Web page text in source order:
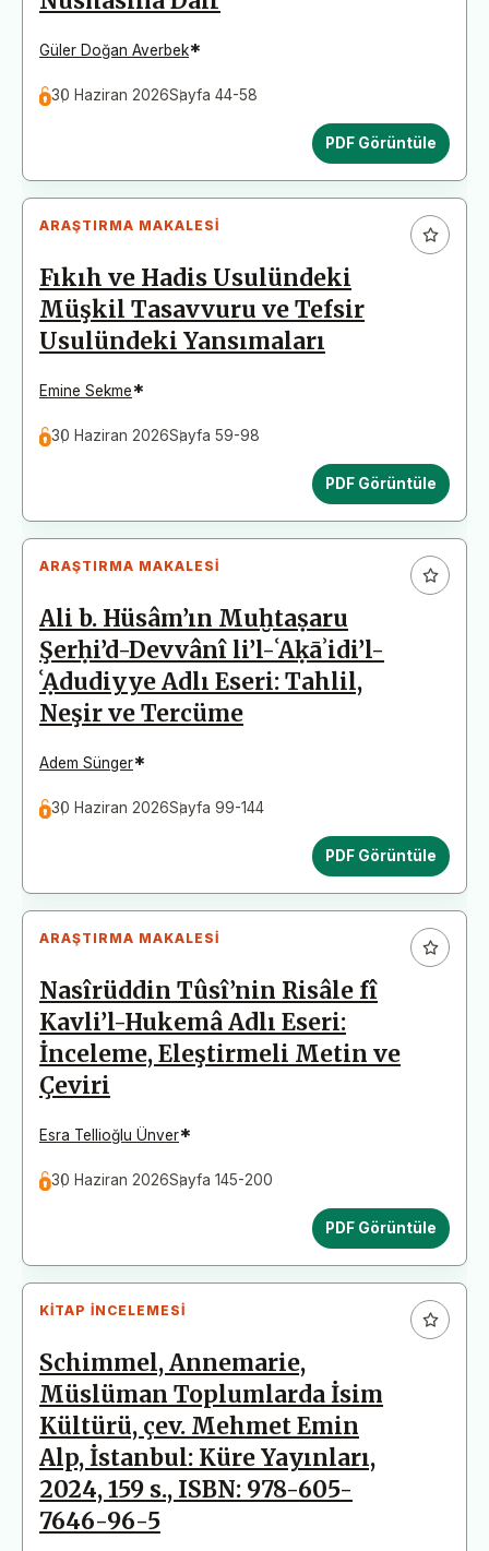
Güler Doğan Averbek*
30 Haziran 2026Sayfa 44-58
PDF Görüntüle
ARAŞTIRMA MAKALESI
Fıkıh ve Hadis Usulündeki
Müşkil Tasavvuru ve Tefsir
Usulündeki Yansımaları
Emine Sekme*
30 Haziran 2026Sayfa 59-98
PDF Görüntüle
ARAŞTIRMA MAKALESI
Ali b. Hüsâm’ın Muḫtaṣaru
Şerḥi’d-Devvânî li’l-ʿAḳāʾidi’l-
ʿẠdudiyye Adlı Eseri: Tahlil,
Neşir ve Tercüme
Adem Sünger*
30 Haziran 2026Sayfa 99-144
PDF Görüntüle
ARAŞTIRMA MAKALESI
Nasîrüddin Tûsî’nin Risâle fî
Kavli’l-Hukemâ Adlı Eseri:
İnceleme, Eleştirmeli Metin ve
Çeviri
Esra Tellioğlu Ünver*
30 Haziran 2026Sayfa 145-200
PDF Görüntüle
KITAP İNCELEMESI
Schimmel, Annemarie,
Müslüman Toplumlarda İsim
Kültürü, çev. Mehmet Emin
Alp, İstanbul: Küre Yayınları,
2024, 159 s., ISBN: 978-605-
7646-96-5